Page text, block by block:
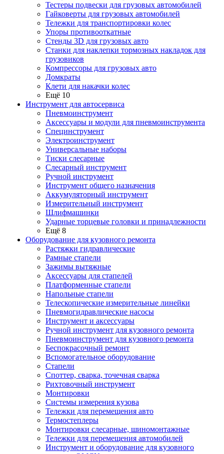
Тестеры подвески для грузовых автомобилей
Гайковерты для грузовых автомобилей
Тележки для транспортировки колес
Упоры противооткатные
Стенды 3D для грузовых авто
Станки для наклепки тормозных накладок для
грузовиков
Компрессоры для грузовых авто
Домкраты
Клети для накачки колес
Ещё 10
Инструмент для автосервиса
Пневмоинструмент
Аксессуары и модули для пневмоинструмента
Специнструмент
Электроинструмент
Универсальные наборы
Тиски слесарные
Слесарный инструмент
Ручной инструмент
Инструмент общего назначения
Аккумуляторный инструмент
Измерительный инструмент
Шлифмашинки
Ударные торцевые головки и принадлежности
Ещё 8
Оборудование для кузовного ремонта
Растяжки гидравлические
Рамные стапели
Зажимы вытяжные
Аксессуары для стапелей
Платформенные стапели
Напольные стапели
Телескопические измерительные линейки
Пневмогидравлические насосы
Инструмент и аксессуары
Ручной инструмент для кузовного ремонта
Пневмоинструмент для кузовного ремонта
Беспокрасочный ремонт
Вспомогательное оборудование
Стапели
Споттер, сварка, точечная сварка
Рихтовочный инструмент
Монтировки
Системы измерения кузова
Тележки для перемещения авто
Термостеплеры
Монтировки слесарные, шиномонтажные
Тележки для перемещения автомобилей
Инструмент и оборудование для кузовного